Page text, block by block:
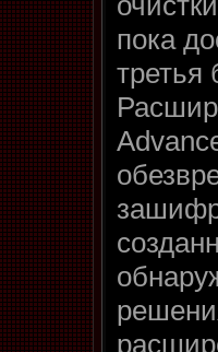
пока
третья